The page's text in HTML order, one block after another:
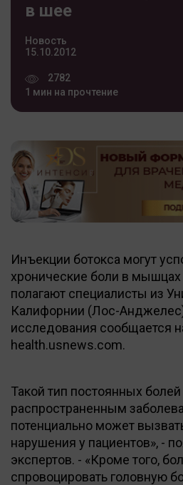
в шее
Новость
15.10.2012
2782
1 мин на прочтение
Инъекции ботокса могут
хронические боли в
полагают специалисты из
Калифорнии (Лос-
исследования сообщается
health.usnews.com.
Такой тип постоянных болей
распространенным
потенциально может
нарушения у пациентов», -
экспертов. - «Кроме того,
спровоцировать головную